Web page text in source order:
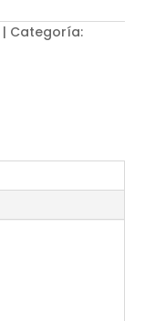
Categoría: